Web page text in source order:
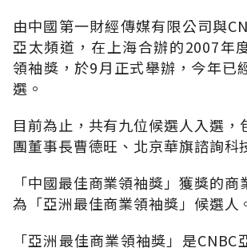
由中國第一財經傳媒有限公司與
亞太頻道，在上海合辦的2007年
領袖獎，於9月正式舉辦，今年已
選。
目前為止，共有九位候選人入選，
團董事長曹德旺、北京華旗諮詢科
「中國最佳商業領袖獎」獲獎的
為「亞洲最佳商業領袖獎」候選人
「亞洲最佳商業領袖獎」是CNBC